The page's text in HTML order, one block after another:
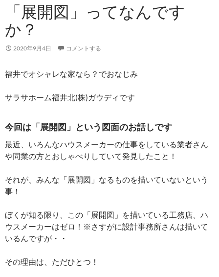
「展開図」ってなんです
か？
2020年9月4日 コメントする
福井でオシャレな家なら？でおなじみ
サラサホーム福井北(株)ガウディです
今回は 「展開図」 という図面のお話しです
最近、いろんなハウスメーカーの仕事をしている業者さん
や同業の方とおしゃべりしていて発見したこと！
それが、みんな「展開図」なるものを描いていないという
事！
ぼくが知る限り、この「展開図」を描いている工務店、ハ
ウスメーカーはゼロ！※さすがに設計事務所さんは描いて
いるんですが・・
その理由は、ただひとつ！